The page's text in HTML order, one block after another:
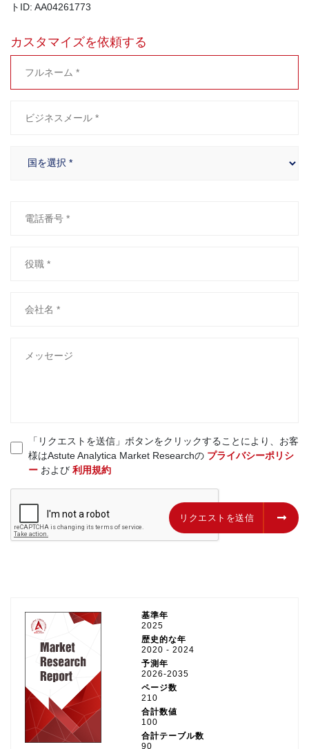
トID: AA04261773
カスタマイズを依頼する
「リクエストを送信」ボタンをクリックすることにより、お客
様はAstute Analytica Market Researchの プライバシーポリシ
ーおよび 利用規約
リクエストを送信 リクエストを送信
基準年
2025
歴史的な年
2020 - 2024
予測年
2026-2035
ページ数
210
合計数値
100
合計テーブル数
90